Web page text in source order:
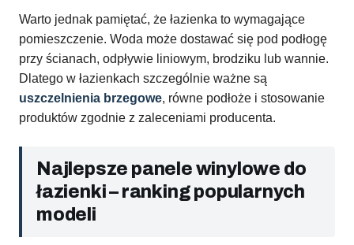
Warto jednak pamiętać, że łazienka to wymagające
pomieszczenie. Woda może dostawać się pod podłogę
przy ścianach, odpływie liniowym, brodziku lub wannie.
Dlatego w łazienkach szczególnie ważne są
uszczelnienia brzegowe, równe podłoże i stosowanie
produktów zgodnie z zaleceniami producenta.
Najlepsze panele winylowe do
łazienki – ranking popularnych
modeli